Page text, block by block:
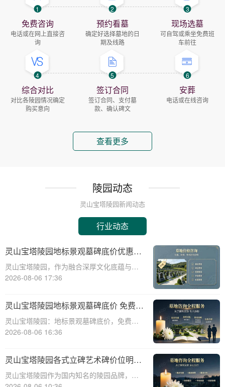
1
免费咨询
电话或在网上直接咨
询
2
预约看墓
确定好选择墓地的日
期及线路
3
现场选墓
可自驾或乘坐免费班
车前往
4
综合对比
对比各陵园情况确定
购买意向
5
签订合同
签订合同、支付墓
款、确认碑文
6
安葬
电话或在线咨询
查看更多
陵园动态
灵山宝塔陵园新闻动态
行业动态
灵山宝塔陵园地标景观墓碑底价优惠，
免费班车接送，购墓即享
灵山宝塔陵园，作为融合深厚文化底蕴与宗
教意蕴的现代化陵园，其标志性景观墓碑不
神慰藉的庄严象征。本文将深入剖析灵山宝
塔陵园标志性景观墓碑的基准定价策略，并
详细介绍免
2026-08-06 17:36
灵山宝塔陵园地标景观墓碑底价 免费班
车配套购墓即享
灵山宝塔陵园：地标景观墓碑底价，免费班
车配套购墓即享☎ 灵山宝塔陵园电话:400-
的规划越来越重视。选择一个合适的墓地，
不仅是对逝者的尊重，也是对生者的
2026-08-06 16:36
灵山宝塔陵园各式立碑艺术碑价位明细
组团选购享折上折
灵山宝塔陵园作为国内知名的陵园品牌，提